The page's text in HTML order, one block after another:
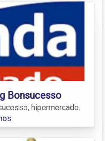
Bonsucesso
hipermercado.